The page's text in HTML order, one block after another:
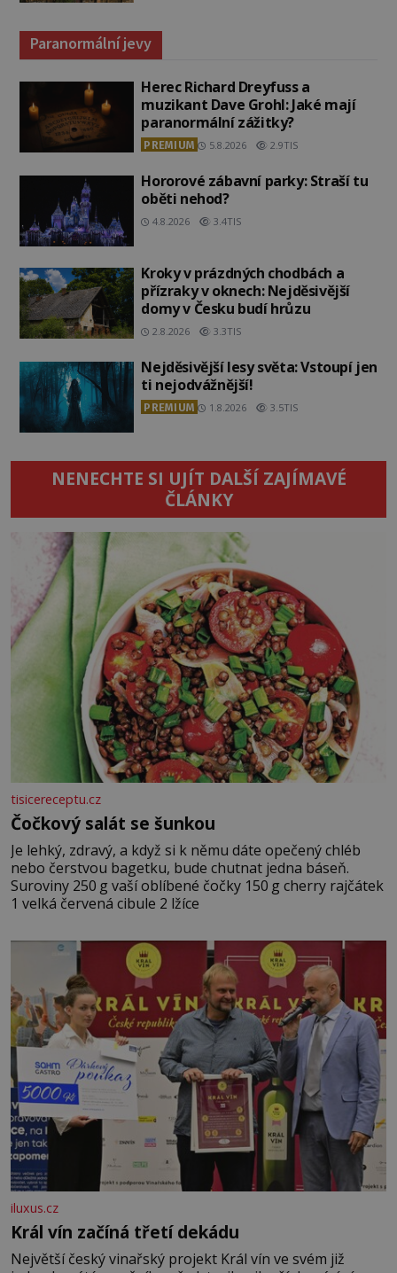
Paranormální jevy
Herec Richard Dreyfuss a
muzikant Dave Grohl: Jaké mají
paranormální zážitky?
PREMIUM 5.8.2026 2.9TIS
Hororové zábavní parky: Straší tu
oběti nehod?
4.8.2026 3.4TIS
Kroky v prázdných chodbách a
přízraky v oknech: Nejděsivější
domy v Česku budí hrůzu
2.8.2026 3.3TIS
Nejděsivější lesy světa: Vstoupí jen
ti nejodvážnější!
PREMIUM 1.8.2026 3.5TIS
NENECHTE SI UJÍT DALŠÍ ZAJÍMAVÉ
ČLÁNKY
tisicereceptu.cz
Čočkový salát se šunkou
Je lehký, zdravý, a když si k němu dáte opečený chléb
nebo čerstvou bagetku, bude chutnat jedna báseň.
Suroviny 250 g vaší oblíbené čočky 150 g cherry rajčátek
1 velká červená cibule 2 lžíce
iluxus.cz
Král vín začíná třetí dekádu
Největší český vinařský projekt Král vín ve svém již